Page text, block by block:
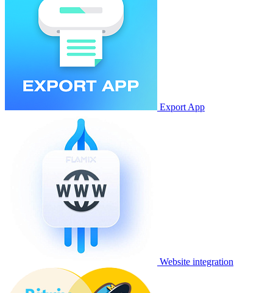
Export App
Website integration